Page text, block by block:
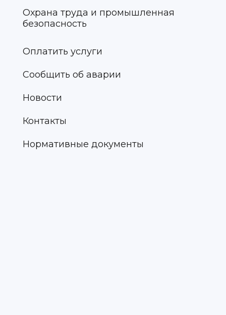
Охрана труда и промышленная
безопасность
Оплатить услуги
Сообщить об аварии
Новости
Контакты
Нормативные документы